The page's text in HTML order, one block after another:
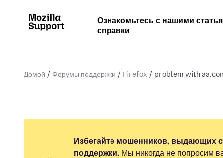
Ознакомьтесь с нашими
справки
Домой Форумы поддержки Firefox problem with
Избегайте мошенников, выдающих
поддержки. Мы никогда не попросим